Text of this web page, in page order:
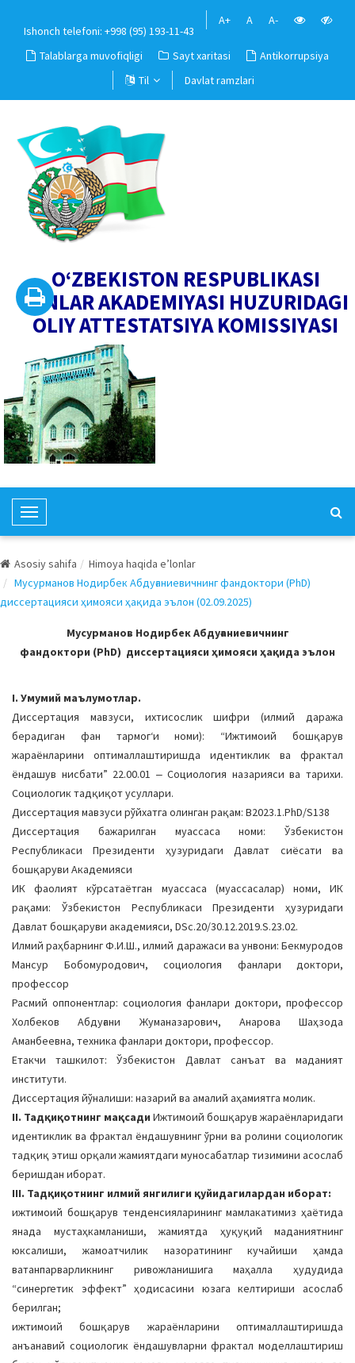
Ishonch telefoni: +998 (95) 193-11-43
A+ A A-
Talablarga muvofiqligi Sayt xaritasi
Antikorrupsiya
Til
Davlat ramzlari
O‘ZBEKISTON RESPUBLIKASI
FANLAR AKADEMIYASI HUZURIDAGI
OLIY ATTESTATSIYA KOMISSIYASI
T
o
g
l
e
a
g
a
t
i
o
n
Asosiy sahifa
Himoya haqida e’lonlar
Мусурманов Нодирбек Абдуғаниевичнинг фандоктори (PhD)
диссертацияси ҳимояси ҳақида эълон (02.09.2025)
Мусурманов Нодирбек Абдуғаниевичнинг
фандоктори (PhD) диссертацияси ҳимояси ҳақида эълон
I. Умумий маълумотлар.
Диссертация мавзуси, ихтисослик шифри (илмий даража
берадиган фан тармогʻи номи): “Ижтимоий бошқарув
жараёнларини оптималлаштиришда идентиклик ва фрактал
ёндашув нисбати” 22.00.01 ‒ Социология назарияси ва тарихи.
Социологик тадқиқот усуллари.
Диссертация мавзуси рўйхатга олинган рақам: В2023.1.PhD/S138
Диссертация бажарилган муассаса номи: Ўзбекистон
Республикаси Президенти ҳузуридаги Давлат сиёсати ва
бошқаруви Академияси
ИК фаолият кўрсатаётган муассаса (муассасалар) номи, ИК
рақами: Ўзбекистон Республикаси Президенти ҳузуридаги
Давлат бошқаруви академияси, DSc.20/30.12.2019.S.23.02.
Илмий раҳбарнинг Ф.И.Ш., илмий даражаси ва унвони: Бекмуродов
Мансур Бобомуродович, социология фанлари доктори,
профессор
Расмий оппонентлар: социология фанлари доктори, профессор
Холбеков Абдуғани Жуманазарович, Анарова Шаҳзода
Аманбеевна, техника фанлари доктори, профессор.
Етакчи ташкилот: Ўзбекистон Давлат санъат ва маданият
институти.
Диссертация йўналиши: назарий ва амалий аҳамиятга молик.
II. Тадқиқотнинг мақсади Ижтимоий бошқарув жараёнларидаги
идентиклик ва фрактал ёндашувнинг ўрни ва ролини социологик
тадқиқ этиш орқали жамиятдаги муносабатлар тизимини асослаб
беришдан иборат.
III. Тадқиқотнинг илмий янгилиги қуйидагилардан иборат:
ижтимоий бошқарув тенденсияларининг мамлакатимиз ҳаётида
янада мустаҳкамланиши, жамиятда ҳуқуқий маданиятнинг
юксалиши, жамоатчилик назоратининг кучайиши ҳамда
ватанпарварликнинг ривожланишига маҳалла ҳудудида
“синергетик эффект” ҳодисасини юзага келтириши асослаб
берилган;
ижтимоий бошқарув жараёнларини оптималлаштиришда
анъанавий социологик ёндашувларни фрактал моделлаштириш